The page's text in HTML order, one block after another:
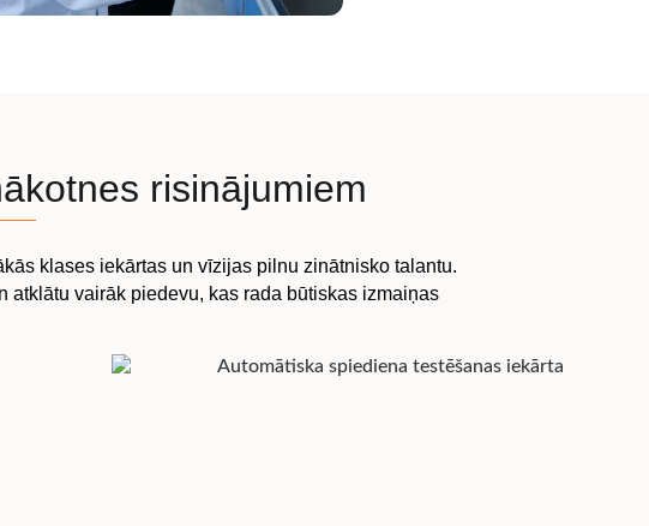
risinājumiem
klases iekārtas un vīzijas pilnu zinātnisko talantu.
atklātu vairāk piedevu, kas rada būtiskas izmaiņas